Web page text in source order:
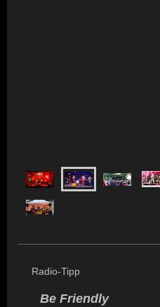
Radio-Tipp
Be Friendly